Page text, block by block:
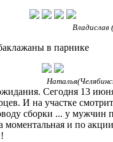
Владислав
в парнике
Сегодня 13
И на участке
сборки ... у мужчин
моментальная и по